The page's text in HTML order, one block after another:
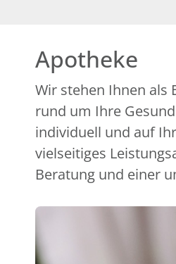
Apotheke
Wir stehen Ihnen als
rund um Ihre
individuell und auf
vielseitiges
Beratung und einer
über zahlreiche